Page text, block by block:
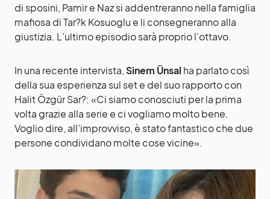
di sposini, Pamir e Naz si addentreranno nella famiglia
mafiosa di Tar?k Kosuoglu e li consegneranno alla
giustizia. L’ultimo episodio sarà proprio l’ottavo.
In una recente intervista,Sinem Ünsal ha parlato così
della sua esperienza sul set e del suo rapporto con
Halit Özgür Sar?: «Ci siamo conosciuti per la prima
volta grazie alla serie e ci vogliamo molto bene.
Voglio dire, all’improvviso, è stato fantastico che due
persone condividano molte cose vicine».